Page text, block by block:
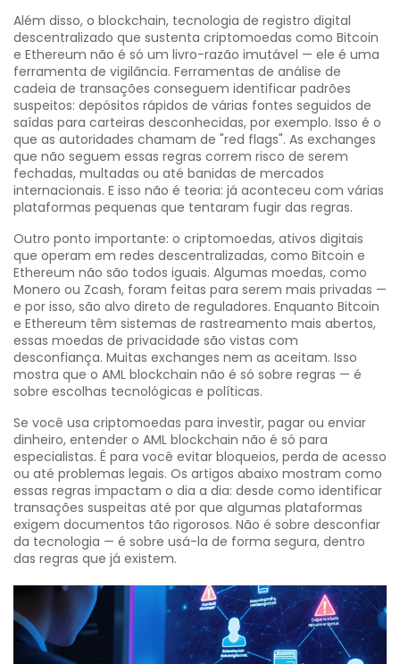
Além disso, o blockchain, tecnologia de registro digital
descentralizado que sustenta criptomoedas como Bitcoin
e Ethereum não é só um livro-razão imutável — ele é uma
ferramenta de vigilância. Ferramentas de análise de
cadeia de transações conseguem identificar padrões
suspeitos: depósitos rápidos de várias fontes seguidos de
saídas para carteiras desconhecidas, por exemplo. Isso é o
que as autoridades chamam de "red flags". As exchanges
que não seguem essas regras correm risco de serem
fechadas, multadas ou até banidas de mercados
internacionais. E isso não é teoria: já aconteceu com várias
plataformas pequenas que tentaram fugir das regras.
Outro ponto importante: o criptomoedas, ativos digitais
que operam em redes descentralizadas, como Bitcoin e
Ethereum não são todos iguais. Algumas moedas, como
Monero ou Zcash, foram feitas para serem mais privadas —
e por isso, são alvo direto de reguladores. Enquanto Bitcoin
e Ethereum têm sistemas de rastreamento mais abertos,
essas moedas de privacidade são vistas com
desconfiança. Muitas exchanges nem as aceitam. Isso
mostra que o AML blockchain não é só sobre regras — é
sobre escolhas tecnológicas e políticas.
Se você usa criptomoedas para investir, pagar ou enviar
dinheiro, entender o AML blockchain não é só para
especialistas. É para você evitar bloqueios, perda de acesso
ou até problemas legais. Os artigos abaixo mostram como
essas regras impactam o dia a dia: desde como identificar
transações suspeitas até por que algumas plataformas
exigem documentos tão rigorosos. Não é sobre desconfiar
da tecnologia — é sobre usá-la de forma segura, dentro
das regras que já existem.